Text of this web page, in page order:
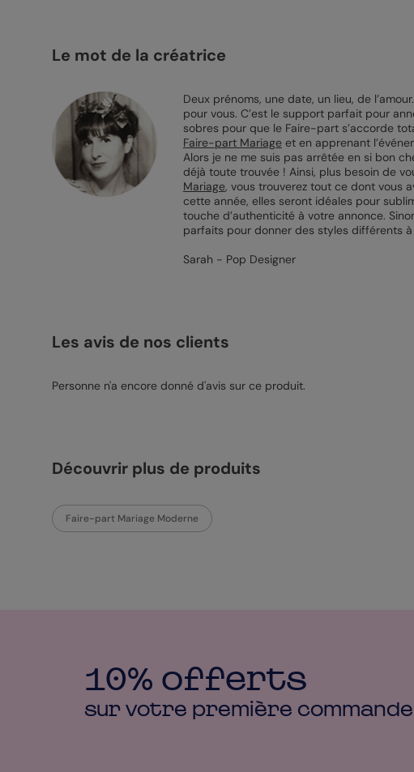
Le mot de la créatrice
Deux prénoms, une date, un lieu, de
pour vous. C’est le support parfait pour
sobres pour que le Faire-part s’accorde
Faire-part Mariageet en apprenant
Alors je ne me suis pas arrêtée en si bon
déjà toute trouvée ! Ainsi, plus besoin de
Mariage, vous trouverez tout ce dont vous
cette année, elles seront idéales pour
touche d’authenticité à votre annonce.
parfaits pour donner des styles différents
Sarah - Pop Designer
Les avis de nos clients
Personne n'a encore donné d'avis sur ce produit.
Découvrir plus de produits
Faire-part Mariage Moderne
10% offerts
sur votre première commande